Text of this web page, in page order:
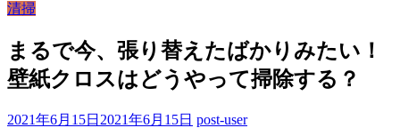
清掃
まるで今、張り替えたばかりみたい！
壁紙クロスはどうやって掃除する？
2021年6月15日 2021年6月15日 post-user